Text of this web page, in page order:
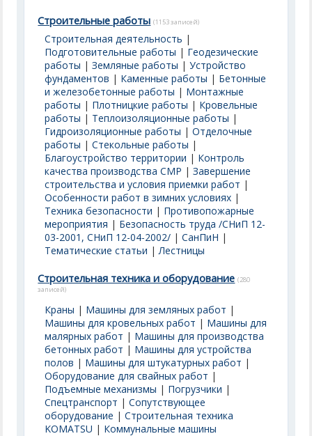
Строительные работы (1153 записей)
Строительная деятельность |
Подготовительные работы | Геодезические
работы |Земляные работы |Устройство
фундаментов | Каменные работы | Бетонные
и железобетонные работы | Монтажные
работы | Плотницкие работы | Кровельные
работы | Теплоизоляционные работы |
Гидроизоляционные работы |Отделочные
работы |Стекольные работы |
Благоустройство территории | Контроль
качества производства СМР |Завершение
строительства и условия приемки работ |
Особенности работ в зимних условиях |
Техника безопасности | Противопожарные
мероприятия | Безопасность труда /СНиП 12-
03-2001, СНиП 12-04-2002/ |СанПиН |
Тематические статьи |Лестницы
Строительная техника и оборудование (280
записей)
Краны | Машины для земляных работ |
Машины для кровельных работ | Машины для
малярных работ | Машины для производства
бетонных работ | Машины для устройства
полов | Машины для штукатурных работ |
Оборудование для свайных работ |
Подъемные механизмы | Погрузчики |
Спецтранспорт |Сопутствующее
оборудование |Строительная техника
KOMATSU | Коммунальные машины